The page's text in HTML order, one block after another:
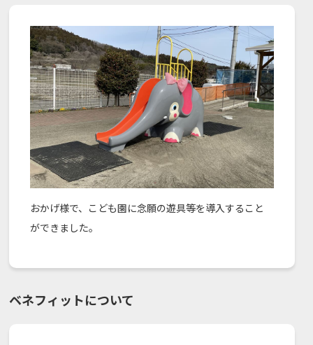
おかげ様で、こども園に念願の遊具等を導入すること
ができました。
ベネフィットについて